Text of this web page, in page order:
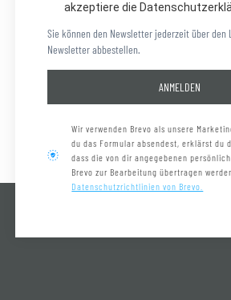
akzeptiere die
Sie können den Newsletter jederzeit über den
Newsletter abbestellen.
ANMELDEN
Wir verwenden Brevo als unsere
du das Formular absendest, erklärst du
dass die von dir angegebenen
Brevo zur Bearbeitung übertragen
Datenschutzrichtlinien von Brevo.